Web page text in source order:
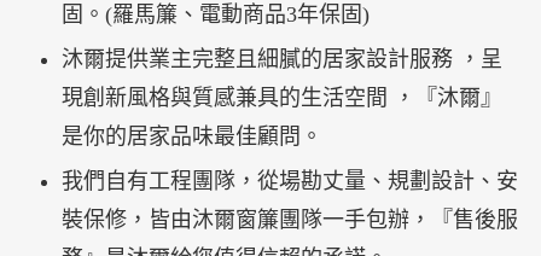
固。(羅馬簾、電動商品3年保固)
沐爾提供業主完整且細膩的居家設計服務 ，呈
現創新風格與質感兼具的生活空間 ，『沐爾』
是你的居家品味最佳顧問。
我們自有工程團隊，從場勘丈量、規劃設計、安
裝保修，皆由沐爾窗簾團隊一手包辦，『售後服